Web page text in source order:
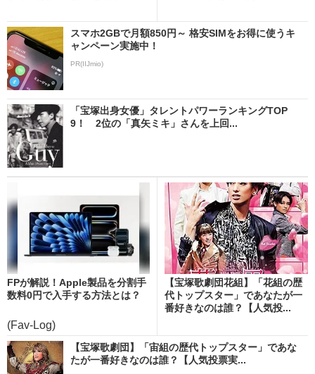
スマホ2GBで月額850円～ 格安SIMをお得に使うキ
ャンペーン実施中！
PR(IIJmio)
「宝塚出身女優」タレントパワーランキングTOP
9！ 2位の「真矢ミキ」さんを上回...
FPが解説！Apple製品を分割手
数料0円で入手する方法とは？
(Fav-Log)
【宝塚歌劇団花組】「花組の歴
代トップスター」であなたが一
番好きなのは誰？【人気投...
【宝塚歌劇団】「宙組の歴代トップスター」であな
たが一番好きなのは誰？【人気投票実...